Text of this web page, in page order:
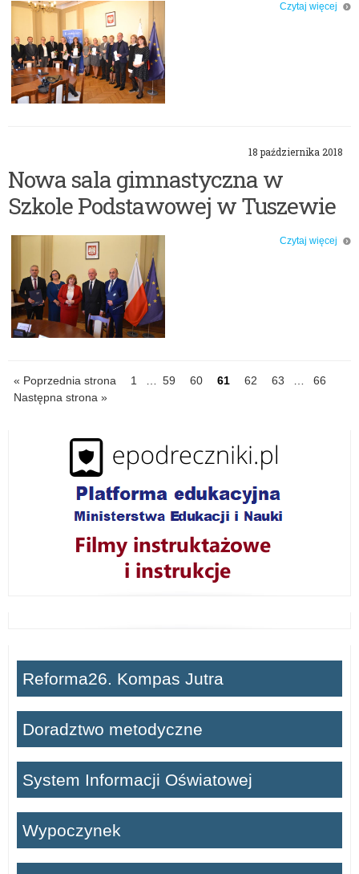
Czytaj więcej
o: Wręczenie certyfikatów dla uczestników szkoleń MEN i IPN
18 października 2018
Nowa sala gimnastyczna w
Szkole Podstawowej w Tuszewie
Czytaj więcej
o: Nowa sala gimnastyczna w Szkole Podstawowej w Tuszewie
« Poprzednia strona
IDź
1 … IDź
59
IDź
60
IDź
61
IDź
62
IDź
63 …
IDź
66
Następna strona »
Reforma26. Kompas Jutra
Doradztwo metodyczne
System Informacji Oświatowej
Wypoczynek